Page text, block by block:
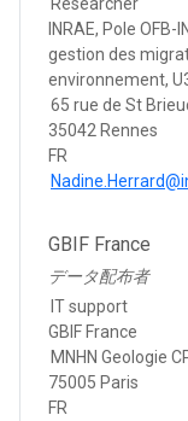
INRAE, Pole
gestion des
environnement,
65 rue de St
35042 Rennes
FR
GBIF France
データ配布者
IT support
GBIF France
MNHN Geologie
75005 Paris
FR